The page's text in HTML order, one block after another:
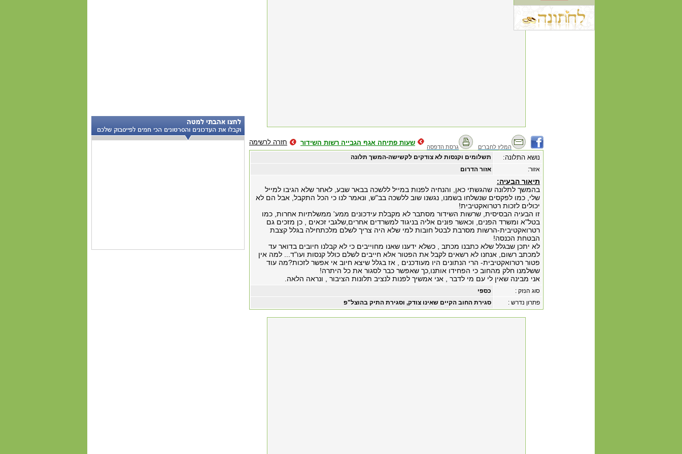
חזרה לרשימה שעות פתיחה אגף הגבייה רשות השידור
גרסת הדפסה המלץ לחברים
תשלומים וקנסות לא צודקים לקשישה-המשך תלונה נושא התלונה:
אזור הדרום אזור:
תיאור הבעיה:
בהמשך לתלונה שהגשתי כאן, והנחיה לפנות במייל ללשכה בבאר שבע, לאחר שלא הגיבו למייל
שלי, כמו לפקסים שנשלחו בשמנו, נגשנו שוב ללשכה בב"ש, ונאמר לנו כי הכל התקבל, אבל הם לא
יכולים לזכות רטרואקטיבית!
זו הבעיה הבסיסית, שרשות השידור מסתבר לא מקבלת עידכונים ממע' ממשלתיות אחרות, כמו
בטל"א ומשרד הפנים, וכאשר פונים אליה בניגוד למשרדים אחרים,שלגבי זכאים , כן מזכים גם
רטרואקטיבית-הרשות מסרבת לבטל חובות למי שלא היה צריך לשלם מלכתחילה בגלל קצבת
הבטחת הכנסה!
לא יתכן שבגלל שלא כתבנו מכתב , כשלא ידענו שאנו מחוייבים כי לא קבלנו חיובים בדואר עד
למכתב רשום, אנחנו לא רשאים לקבל את הפטור אלא חייבים לשלם כולל קנסות ועו"ד... למה אין
פטור רטרואקטיבית- הרי הנתונים היו מעודכנים , אז בגלל שיצא חיוב אי אפשר לזכות?מה עוד
ששלמנו חלק מהחוב כי הפחידו אותנו,כך שאפשר כבר לסגור את כל היתרה!
אני מבינה שאין לי עם מי לדבר , אני אמשיך לפנות לנציב תלונות הציבור , ונראה הלאה.
כספי
סוג הנזק :
סגירת החוב הקיים שאינו צודק, וסגירת התיק בהוצל"פ
פתרון נדרש :